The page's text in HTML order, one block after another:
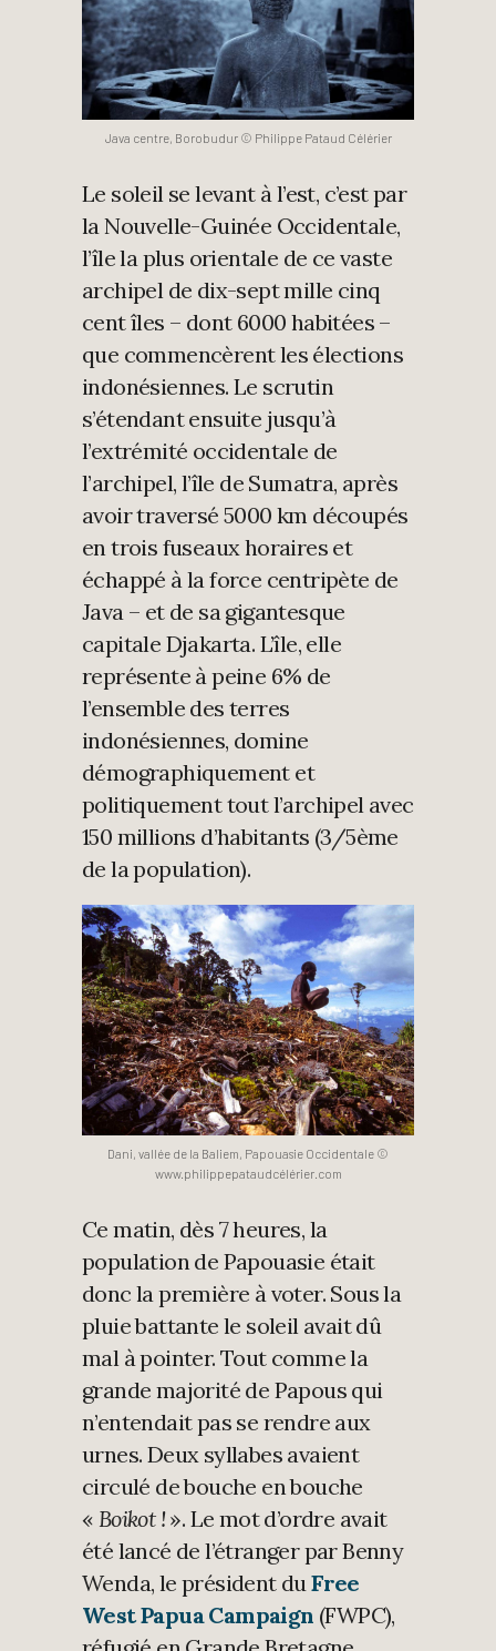
Java centre, Borobudur © Philippe Pataud Célérier
Le soleil se levant à l’est, c’est par
la Nouvelle-Guinée Occidentale,
l’île la plus orientale de ce vaste
archipel de dix-sept mille cinq
cent îles – dont 6000 habitées –
que commencèrent les élections
indonésiennes. Le scrutin
s’étendant ensuite jusqu’à
l’extrémité occidentale de
l’archipel, l’île de Sumatra, après
avoir traversé 5000 km découpés
en trois fuseaux horaires et
échappé à la force centripète de
Java – et de sa gigantesque
capitale Djakarta. L’île, elle
représente à peine 6% de
l’ensemble des terres
indonésiennes, domine
démographiquement et
politiquement tout l’archipel avec
150 millions d’habitants (3/5ème
de la population).
Dani, vallée de la Baliem, Papouasie Occidentale ©
www.philippepataudcélérier.com
Ce matin, dès 7 heures, la
population de Papouasie était
donc la première à voter. Sous la
pluie battante le soleil avait dû
mal à pointer. Tout comme la
grande majorité de Papous qui
n’entendait pas se rendre aux
urnes. Deux syllabes avaient
circulé de bouche en bouche
« Boikot !». Le mot d’ordre avait
été lancé de l’étranger par Benny
Wenda, le président duFree
West Papua Campaign (FWPC),